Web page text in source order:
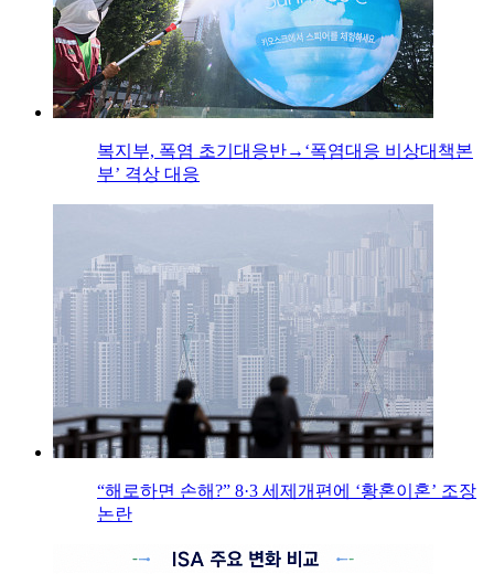
복지부, 폭염 초기대응반→‘폭염대응 비상대책본
부’ 격상 대응
“해로하면 손해?” 8·3 세제개편에 ‘황혼이혼’ 조장
논란